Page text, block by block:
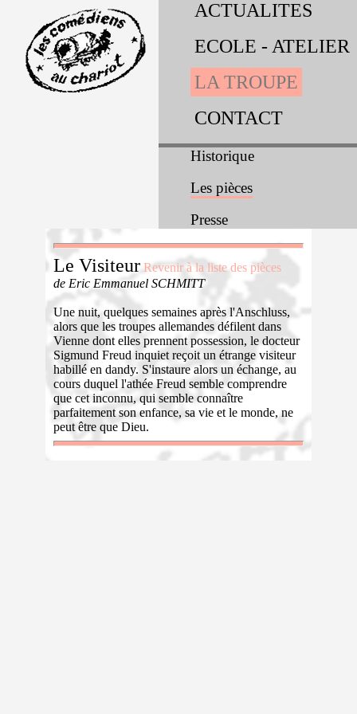
ACTUALITES
ECOLE - ATELIER
LA TROUPE
CONTACT
Historique
Les pièces
Presse
Le Visiteur Revenir à la liste des pièces
de Eric Emmanuel SCHMITT
Une nuit, quelques semaines après l'Anschluss,
alors que les troupes allemandes défilent dans
Vienne dont elles prennent possession, le docteur
Sigmund Freud inquiet reçoit un étrange visiteur
habillé en dandy. S'instaure alors un échange, au
cours duquel l'athée Freud semble comprendre
que cet inconnu, qui semble connaître
parfaitement son enfance, sa vie et le monde, ne
peut être que Dieu.